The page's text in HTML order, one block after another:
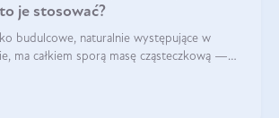
je stosować?
budulcowe, naturalnie występujące w
ma całkiem sporą masę cząsteczkową —